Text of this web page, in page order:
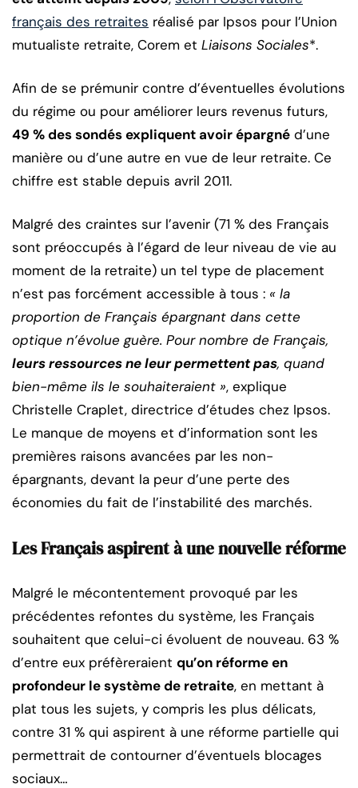
français des retraites réalisé par Ipsos pour l’Union
mutualiste retraite, Corem et Liaisons Sociales*.
Afin de se prémunir contre d’éventuelles évolutions
du régime ou pour améliorer leurs revenus futurs,
49 % des sondés expliquent avoir épargné d’une
manière ou d’une autre en vue de leur retraite. Ce
chiffre est stable depuis avril 2011.
Malgré des craintes sur l’avenir (71 % des Français
sont préoccupés à l’égard de leur niveau de vie au
moment de la retraite) un tel type de placement
n’est pas forcément accessible à tous : « la
proportion de Français épargnant dans cette
optique n’évolue guère. Pour nombre de Français,
leurs ressources ne leur permettent pas, quand
bien-même ils le souhaiteraient », explique
Christelle Craplet, directrice d’études chez Ipsos.
Le manque de moyens et d’information sont les
premières raisons avancées par les non-
épargnants, devant la peur d’une perte des
économies du fait de l’instabilité des marchés.
Les Français aspirent à une nouvelle réforme
Malgré le mécontentement provoqué par les
précédentes refontes du système, les Français
souhaitent que celui-ci évoluent de nouveau. 63 %
d’entre eux préfèreraient qu’on réforme en
profondeur le système de retraite, en mettant à
plat tous les sujets, y compris les plus délicats,
contre 31 % qui aspirent à une réforme partielle qui
permettrait de contourner d’éventuels blocages
sociaux…